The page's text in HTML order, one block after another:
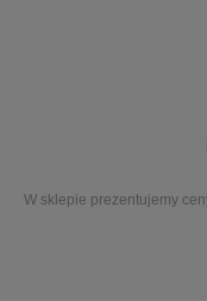
W sklepie prezentujemy